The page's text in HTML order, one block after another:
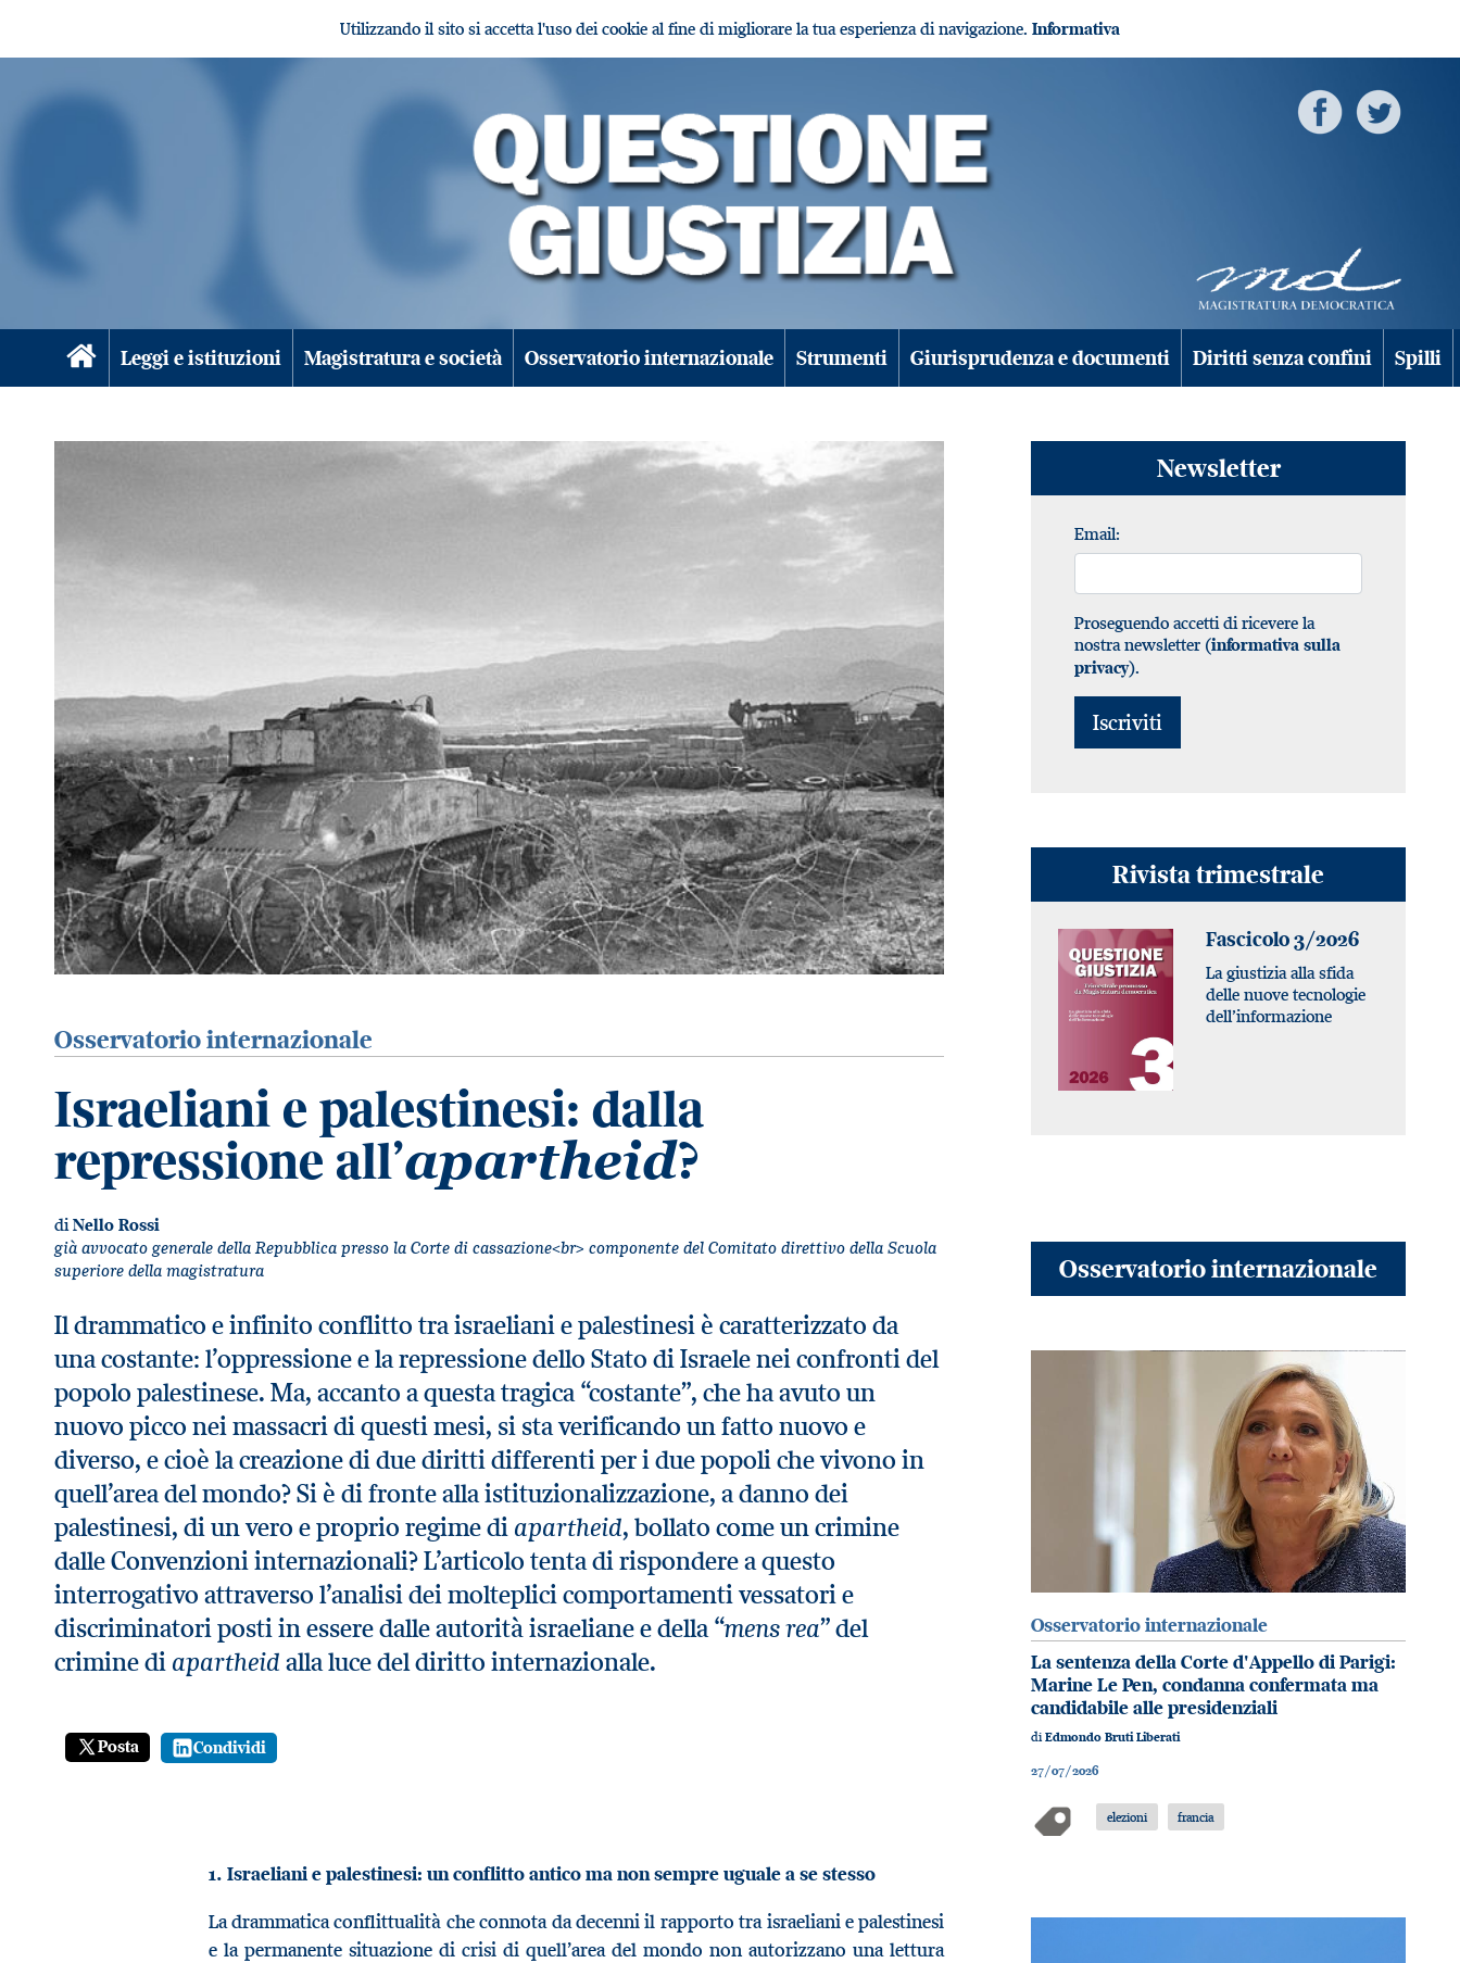
Utilizzando il sito si accetta l'uso dei cookie al fine di migliorare la tua esperienza di navigazione. Informativa
Leggi e istituzioni Magistratura e società Osservatorio internazionale Strumenti Giurisprudenza e documenti Diritti senza confini Spilli
Osservatorio internazionale
Israeliani e palestinesi: dalla
repressione all’apartheid?
di Nello Rossi
già avvocato generale della Repubblica presso la Corte di cassazione<br> componente del Comitato direttivo della Scuola
superiore della magistratura
Il drammatico e infinito conflitto tra israeliani e palestinesi è caratterizzato da
una costante: l’oppressione e la repressione dello Stato di Israele nei confronti del
popolo palestinese. Ma, accanto a questa tragica “costante”, che ha avuto un
nuovo picco nei massacri di questi mesi, si sta verificando un fatto nuovo e
diverso, e cioè la creazione di due diritti differenti per i due popoli che vivono in
quell’area del mondo? Si è di fronte alla istituzionalizzazione, a danno dei
palestinesi, di un vero e proprio regime di apartheid, bollato come un crimine
dalle Convenzioni internazionali? L’articolo tenta di rispondere a questo
interrogativo attraverso l’analisi dei molteplici comportamenti vessatori e
discriminatori posti in essere dalle autorità israeliane e della “mens rea” del
crimine di apartheid alla luce del diritto internazionale.
Posta Condividi
1. Israeliani e palestinesi: un conflitto antico ma non sempre uguale a se stesso
La drammatica conflittualità che connota da decenni il rapporto tra israeliani e palestinesi
e la permanente situazione di crisi di quell’area del mondo non autorizzano una lettura
Newsletter
Email:
Proseguendo accetti di ricevere la
nostra newsletter (informativa sulla
privacy).
Rivista trimestrale
Fascicolo 3/2026
La giustizia alla sfida
delle nuove tecnologie
dell’informazione
Osservatorio internazionale
Osservatorio internazionale
La sentenza della Corte d'Appello di Parigi:
Marine Le Pen, condanna confermata ma
candidabile alle presidenziali
diEdmondo Bruti Liberati
27/07/2026
elezioni francia